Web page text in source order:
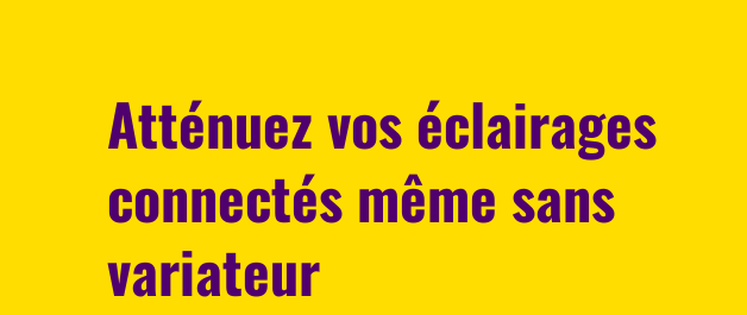
Atténuez vos éclairages
connectés même sans
variateur